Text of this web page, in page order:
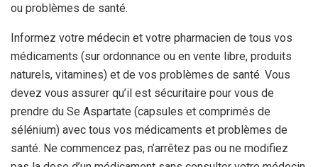
ou problèmes de santé.
Informez votre médecin et votre pharmacien de tous vos
médicaments (sur ordonnance ou en vente libre, produits
naturels, vitamines) et de vos problèmes de santé. Vous
devez vous assurer qu’il est sécuritaire pour vous de
prendre du Se Aspartate (capsules et comprimés de
sélénium) avec tous vos médicaments et problèmes de
santé. Ne commencez pas, n’arrêtez pas ou ne modifiez